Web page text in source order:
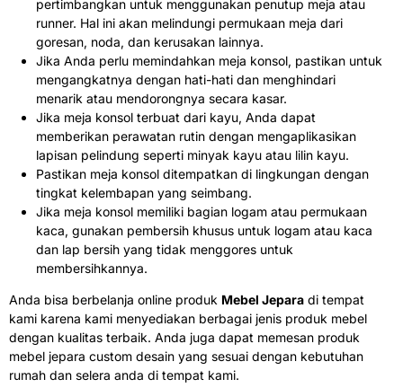
pertimbangkan untuk menggunakan penutup meja atau
runner. Hal ini akan melindungi permukaan meja dari
goresan, noda, dan kerusakan lainnya.
Jika Anda perlu memindahkan meja konsol, pastikan untuk
mengangkatnya dengan hati-hati dan menghindari
menarik atau mendorongnya secara kasar.
Jika meja konsol terbuat dari kayu, Anda dapat
memberikan perawatan rutin dengan mengaplikasikan
lapisan pelindung seperti minyak kayu atau lilin kayu.
Pastikan meja konsol ditempatkan di lingkungan dengan
tingkat kelembapan yang seimbang.
Jika meja konsol memiliki bagian logam atau permukaan
kaca, gunakan pembersih khusus untuk logam atau kaca
dan lap bersih yang tidak menggores untuk
membersihkannya.
Anda bisa berbelanja online produk Mebel Jepara di tempat
kami karena kami menyediakan berbagai jenis produk mebel
dengan kualitas terbaik. Anda juga dapat memesan produk
mebel jepara custom desain yang sesuai dengan kebutuhan
rumah dan selera anda di tempat kami.